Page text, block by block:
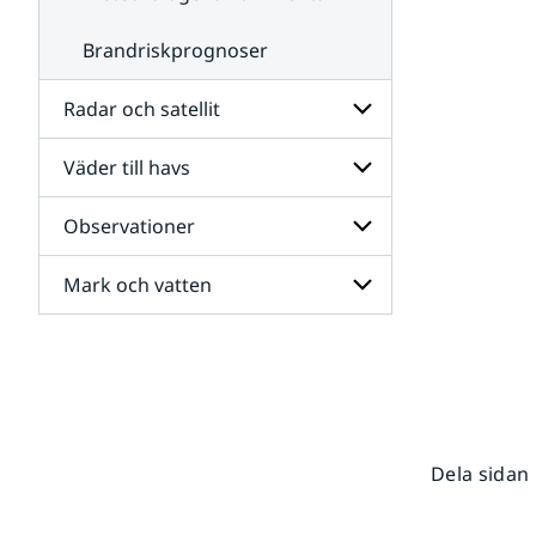
Brandriskprognoser
Radar och satellit
Undersidor
för
Radar
och
satellit
Väder till havs
Undersidor
för
Väder
till
havs
Observationer
Undersidor
för
Mark och vatten
Dela sidan